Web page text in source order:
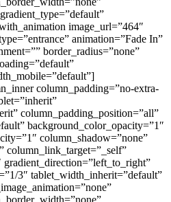
image_url=”464″
animation=”Fade In”
border_radius=”none”
column_padding=”no-extra-
column_padding_position=”all”
background_color_opacity=”1″
column_shadow=”none”
column_link_target=”_self”
gradient_direction=”left_to_right”
3″ tablet_width_inherit=”default”